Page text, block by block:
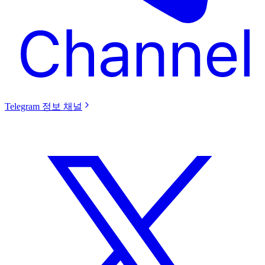
Telegram 정보 채널